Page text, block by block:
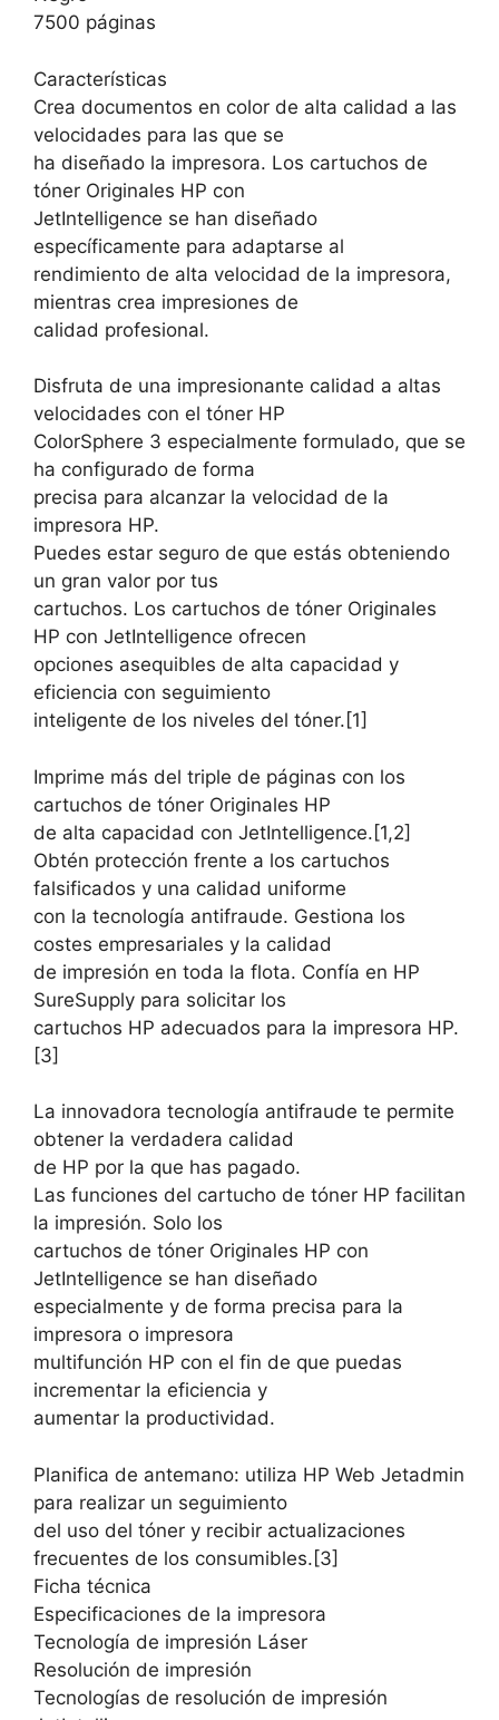
7500 páginas
Características
Crea documentos en color de alta calidad a las
velocidades para las que se
ha diseñado la impresora. Los cartuchos de
tóner Originales HP con
JetIntelligence se han diseñado
específicamente para adaptarse al
rendimiento de alta velocidad de la impresora,
mientras crea impresiones de
calidad profesional.
Disfruta de una impresionante calidad a altas
velocidades con el tóner HP
ColorSphere 3 especialmente formulado, que se
ha configurado de forma
precisa para alcanzar la velocidad de la
impresora HP.
Puedes estar seguro de que estás obteniendo
un gran valor por tus
cartuchos. Los cartuchos de tóner Originales
HP con JetIntelligence ofrecen
opciones asequibles de alta capacidad y
eficiencia con seguimiento
inteligente de los niveles del tóner.[1]
Imprime más del triple de páginas con los
cartuchos de tóner Originales HP
de alta capacidad con JetIntelligence.[1,2]
Obtén protección frente a los cartuchos
falsificados y una calidad uniforme
con la tecnología antifraude. Gestiona los
costes empresariales y la calidad
de impresión en toda la flota. Confía en HP
SureSupply para solicitar los
cartuchos HP adecuados para la impresora HP.
[3]
La innovadora tecnología antifraude te permite
obtener la verdadera calidad
de HP por la que has pagado.
Las funciones del cartucho de tóner HP facilitan
la impresión. Solo los
cartuchos de tóner Originales HP con
JetIntelligence se han diseñado
especialmente y de forma precisa para la
impresora o impresora
multifunción HP con el fin de que puedas
incrementar la eficiencia y
aumentar la productividad.
Planifica de antemano: utiliza HP Web Jetadmin
para realizar un seguimiento
del uso del tóner y recibir actualizaciones
frecuentes de los consumibles.[3]
Ficha técnica
Especificaciones de la impresora
Tecnología de impresión Láser
Resolución de impresión
Tecnologías de resolución de impresión